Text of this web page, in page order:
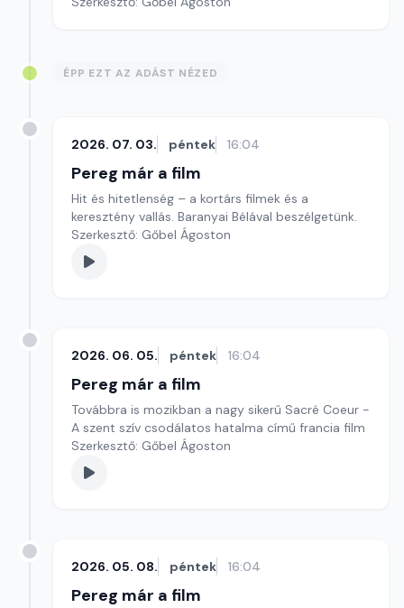
ÉPP EZT AZ ADÁST NÉZED
2026. 07. 03. péntek 16:04
Pereg már a film
Hit és hitetlenség – a kortárs filmek és a
keresztény vallás. Baranyai Bélával beszélgetünk.
Szerkesztő: Gőbel Ágoston
2026. 06. 05. péntek 16:04
Pereg már a film
Továbbra is mozikban a nagy sikerű Sacré Coeur -
A szent szív csodálatos hatalma című francia film
Szerkesztő: Gőbel Ágoston
2026. 05. 08. péntek 16:04
Pereg már a film